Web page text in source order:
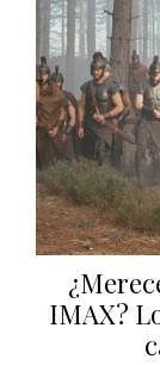
IMAX?